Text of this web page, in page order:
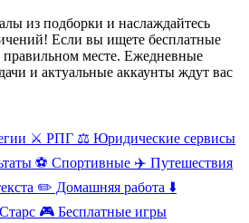
из подборки и наслаждайтесь
Если вы ищете бесплатные
месте. Ежедневные
и актуальные аккаунты ждут вас
⚔️ РПГ ⚖️ Юридические сервисы
⚽ Спортивные ✈️ Путешествия
✏️ Домашняя работа ⬇️
🎮 Бесплатные игры